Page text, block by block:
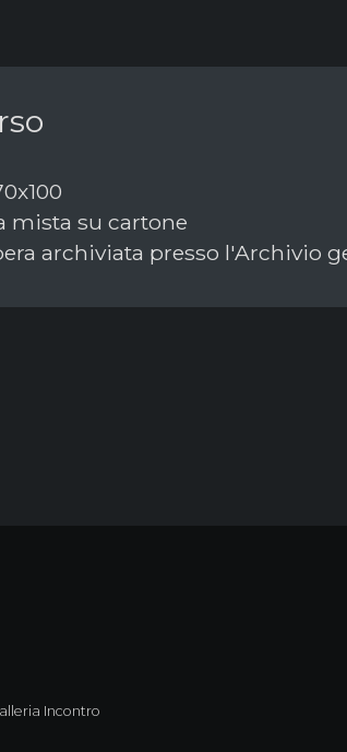
mista su cartone
archiviata presso l'Archivio
Incontro